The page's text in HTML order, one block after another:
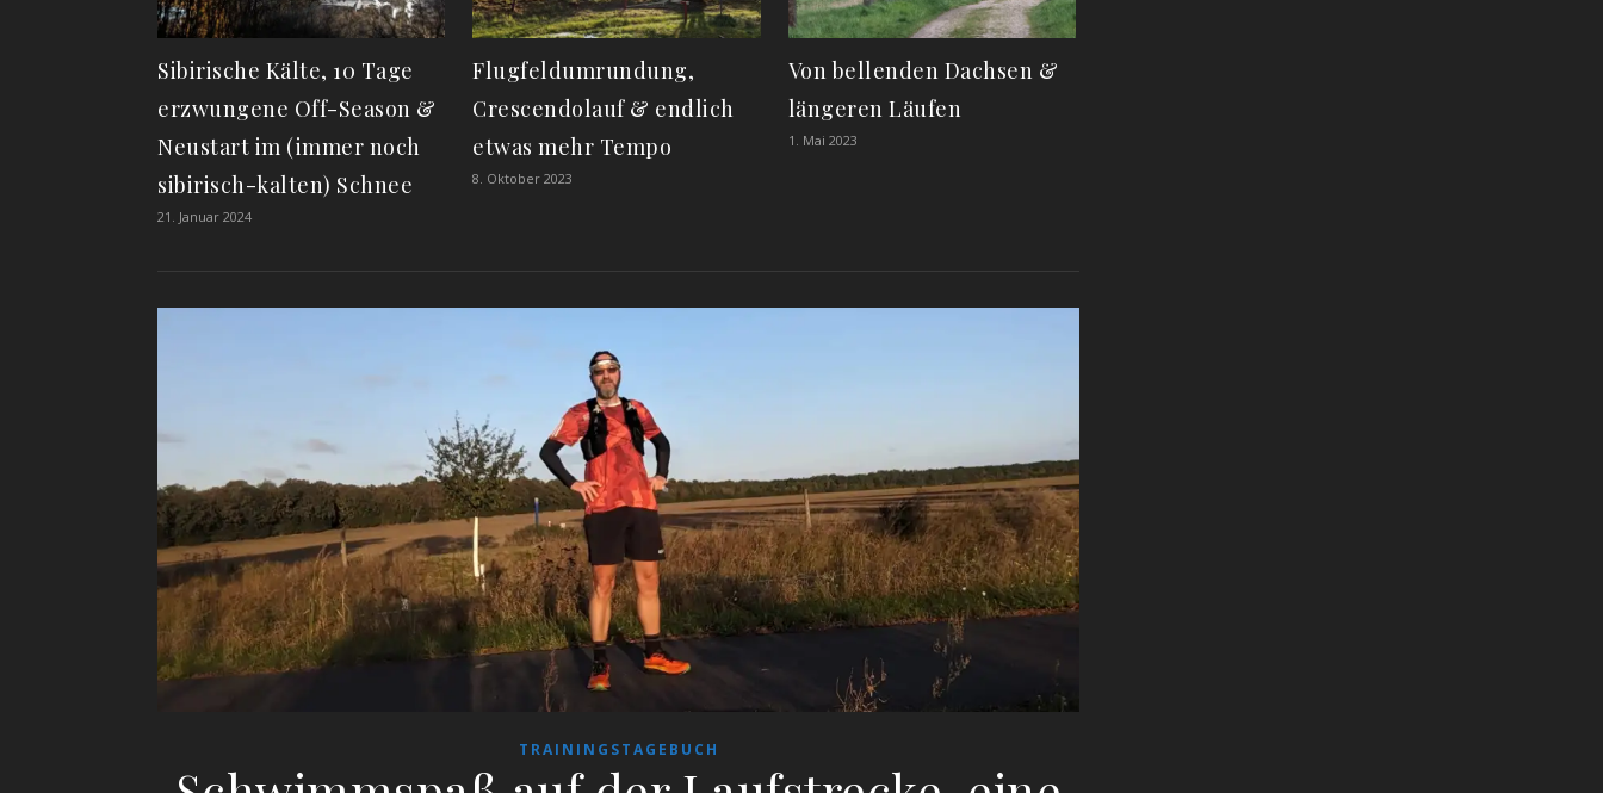
Sibirische Kälte, 10 Tage
erzwungene Off-Season &
Neustart im (immer noch
sibirisch-kalten) Schnee
21. Januar 2024
Flugfeldumrundung,
Crescendolauf & endlich
etwas mehr Tempo
8. Oktober 2023
Von bellenden Dachsen &
längeren Läufen
1. Mai 2023
TRAININGSTAGEBUCH